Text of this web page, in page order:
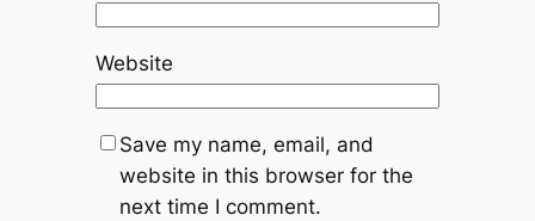
Website
Save my name, email, and
website in this browser for the
next time I comment.